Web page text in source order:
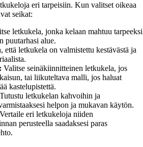
eri tarpeisiin. Kun valitset oikeaa
seikat:
letkukela, jonka kelaan mahtuu tarpeeksi
puutarhasi alue.
että letkukela on valmistettu kestävästä ja
Valitse seinäkiinnitteinen letkukela, jos
tai liikuteltava malli, jos haluat
kastelupistettä.
Tutustu letkukelan kahvoihin ja
helpon ja mukavan käytön.
Vertaile eri letkukeloja niiden
perusteella saadaksesi paras